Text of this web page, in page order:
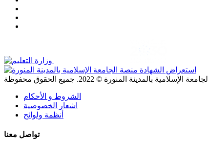
الجامعة الإسلامية بالمدينة المنورة © 2022
الشروط و الأحكام
اشعار الخصوصية
أنظمة ولوائح
تواصل معنا